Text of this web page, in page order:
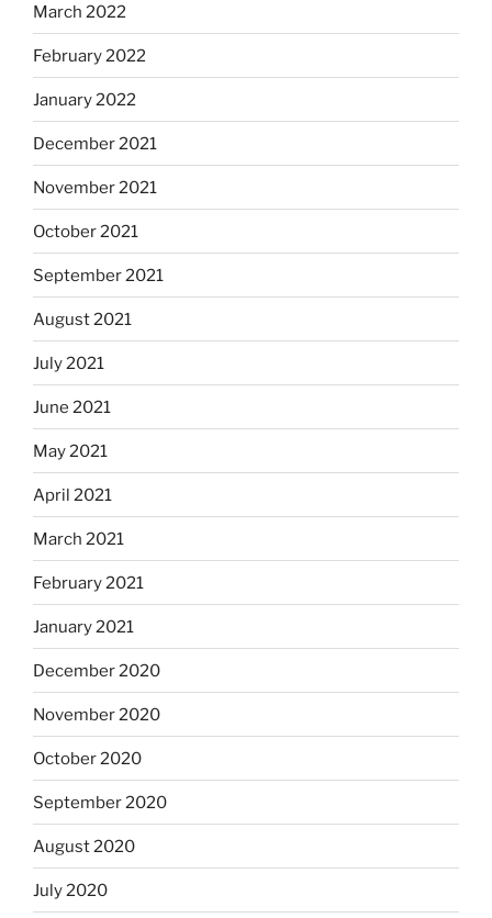
March 2022
February 2022
January 2022
December 2021
November 2021
October 2021
September 2021
August 2021
July 2021
June 2021
May 2021
April 2021
March 2021
February 2021
January 2021
December 2020
November 2020
October 2020
September 2020
August 2020
July 2020